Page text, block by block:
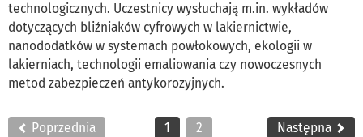
technologicznych. Uczestnicy wysłuchają m.in. wykładów
dotyczących bliźniaków cyfrowych w lakiernictwie,
nanododatków w systemach powłokowych, ekologii w
lakierniach, technologii emaliowania czy nowoczesnych
metod zabezpieczeń antykorozyjnych.
Poprzednia 1 2 Następna